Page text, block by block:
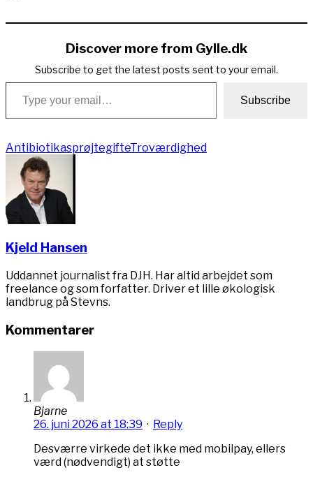
Link
Discover more from Gylle.dk
Subscribe to get the latest posts sent to your email.
Type your email…
Subscribe
AntibiotikasprøjtegifteTroværdighed
Kjeld Hansen
Uddannet journalist fra DJH. Har altid arbejdet som
freelance og som forfatter. Driver et lille økologisk
landbrug på Stevns.
Kommentarer
Bjarne
26. juni 2026 at 18:39 · Reply
Desværre virkede det ikke med mobilpay, ellers
værd (nødvendigt) at støtte